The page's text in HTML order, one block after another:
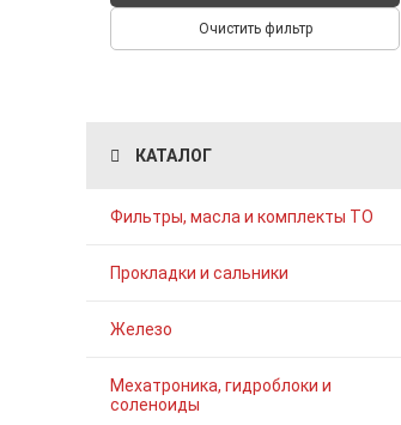
Очистить фильтр
КАТАЛОГ
Фильтры, масла и комплекты ТО
Прокладки и сальники
Железо
Мехатроника, гидроблоки и
соленоиды